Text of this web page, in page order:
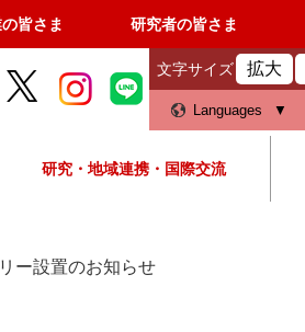
皆さま 研究者の皆さま
文字サイズ 拡大
Languages
研究・地域連携・国際交流
ー設置のお知らせ